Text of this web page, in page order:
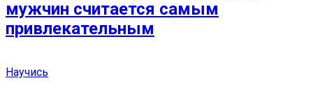
мужчин считается самым
привлекательным
Научись